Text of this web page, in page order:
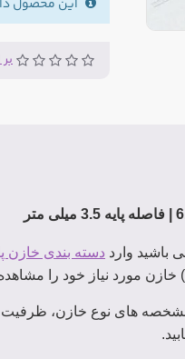
بر
این محصول دارای حداقل
فاصله پایه 3.5 میلی متر
باشید وارد دسته بندی خازن
مورد نیاز خود را مشاهده
های نوع خازن، ظرفیت